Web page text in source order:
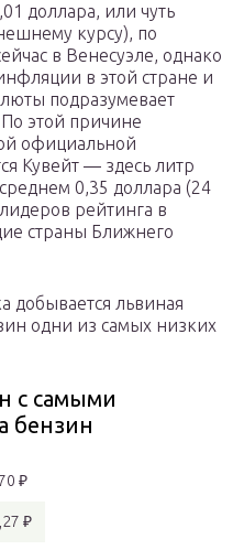
доллара, или чуть
курсу), по
в Венесуэле, однако
в этой стране и
подразумевает
этой причине
официальной
Кувейт — здесь литр
среднем 0,35 доллара (24
рейтинга в
страны Ближнего
добывается львиная
одни из самых низких
с самыми
бензин
₽
₽